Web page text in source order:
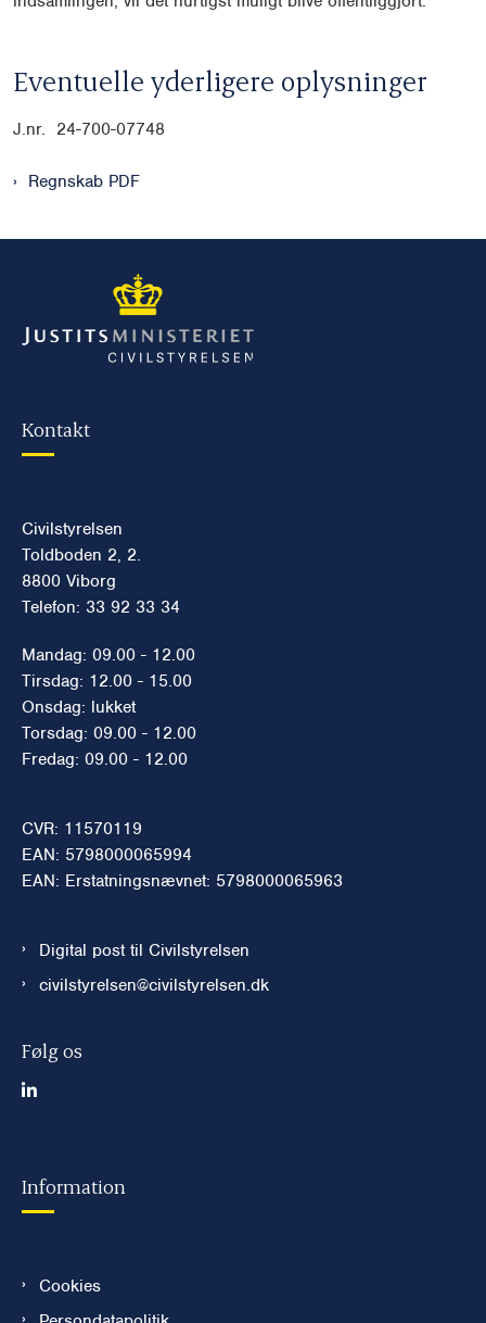
Eventuelle yderligere oplysninger
J.nr. 24-700-07748
Regnskab PDF
Kontakt
Civilstyrelsen
Toldboden 2, 2.
8800 Viborg
Telefon: 33 92 33 34
Mandag: 09.00 - 12.00
Tirsdag: 12.00 - 15.00
Onsdag: lukket
Torsdag: 09.00 - 12.00
Fredag: 09.00 - 12.00
CVR: 11570119
EAN: 5798000065994
EAN: Erstatningsnævnet: 5798000065963
Digital post til Civilstyrelsen
civilstyrelsen@civilstyrelsen.dk
Følg os
Information
Cookies